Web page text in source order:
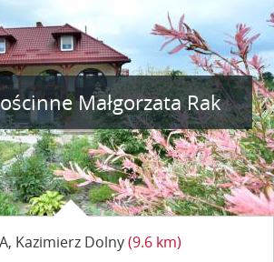
Małgorzata Rak
Kazimierz Dolny(9.6 km)